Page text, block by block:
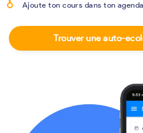
Ajoute ton cours dans ton
Trouver une auto-